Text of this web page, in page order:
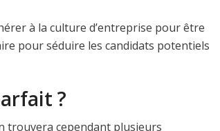
à la culture d’entreprise pour être
pour séduire les candidats potentiels
?
trouvera cependant plusieurs